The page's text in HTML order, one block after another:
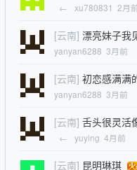
← xu780831 2月
[云南] 漂亮妹子我
yanyan6288 3月前
[云南] 初恋感满满
yanyan6288 3月前
[云南] 舌头很灵活
← yuying 4月前
[云南] 昆明琳琪